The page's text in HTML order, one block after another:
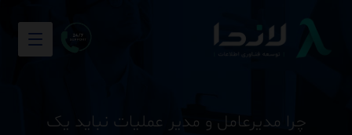
چرا مدیرعامل و مدیر عملیات نباید یک